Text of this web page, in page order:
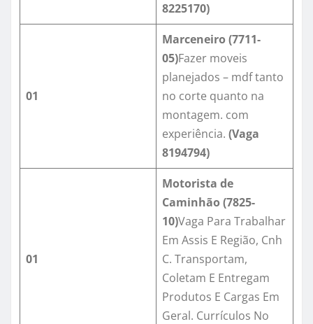
8225170)
01
Marceneiro (7711-
05)Fazer moveis
planejados – mdf tanto
no corte quanto na
montagem. com
experiência. (Vaga
8194794)
01
Motorista de
Caminhão (7825-
10)Vaga Para Trabalhar
Em Assis E Região, Cnh
C. Transportam,
Coletam E Entregam
Produtos E Cargas Em
Geral. Currículos No